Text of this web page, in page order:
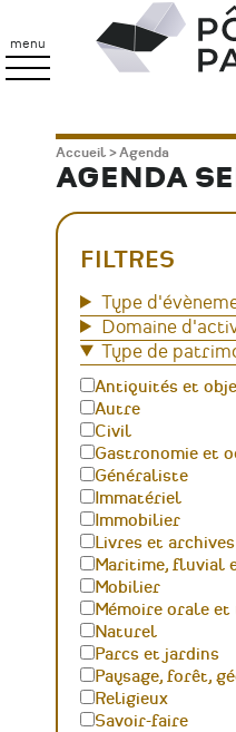
contenu
principal
menu
Patrimoine
Fil
d'Ariane
Accueil Agenda
AGENDA
FILTRES
Type
Domaine
Type de
Antiquités et
Autre
Civil
Gastronomie et
Généraliste
Immatériel
Immobilier
Livres et archives
Maritime, fluvial
Mobilier
Mémoire orale
Naturel
Parcs et jardins
Paysage, forêt,
Religieux
Savoir-faire